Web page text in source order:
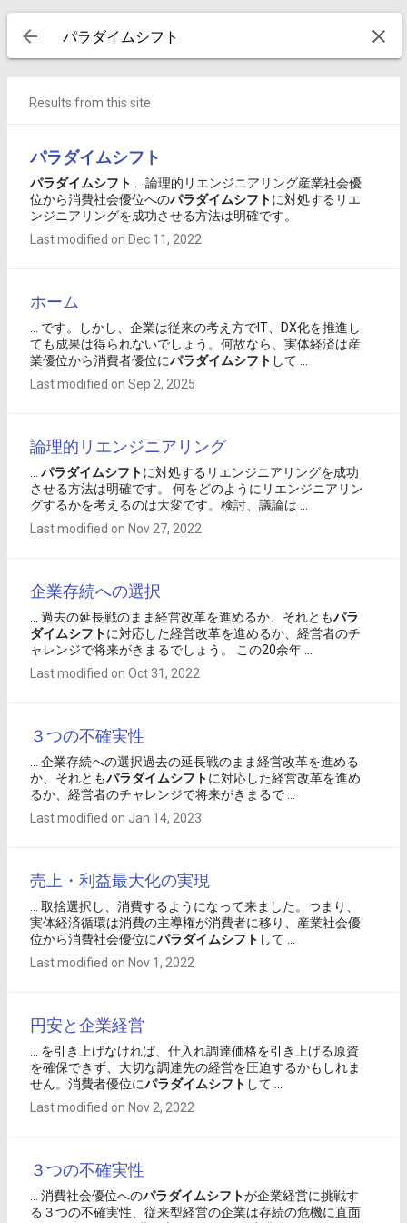
Results from this site
パラダイムシフト
パラダイムシフト
... 論理的リエンジニアリング産業社会優
位から消費社会優位へのパラダイムシフトに対処するリエ
ンジニアリングを成功させる方法は明確です。
Last modified on Dec 11, 2022
ホーム
... です。しかし、企業は従来の考え方でIT、DX化を推進し
ても成果は得られないでしょう。何故なら、実体経済は産
業優位から消費者優位にパラダイムシフト して ...
Last modified on Sep 2, 2025
論理的リエンジニアリング
パラダイムシフトに対処するリエンジニアリングを成功
させる方法は明確です。 何をどのようにリエンジニアリン
グするかを考えるのは大変です。検討、議論は ...
Last modified on Nov 27, 2022
企業存続への選択
... 過去の延長戦のまま経営改革を進めるか、それともパラ
ダイムシフトに対応した経営改革を進めるか、経営者のチ
ャレンジで将来がきまるでしょう。 この20余年 ...
Last modified on Oct 31, 2022
３つの不確実性
... 企業存続への選択過去の延長戦のまま経営改革を進める
か、それともパラダイムシフトに対応した経営改革を進め
るか、経営者のチャレンジで将来がきまるで ...
Last modified on Jan 14, 2023
売上・利益最大化の実現
... 取捨選択し、消費するようになって来ました。つまり、
実体経済循環は消費の主導権が消費者に移り、産業社会優
位から消費社会優位にパラダイムシフト して ...
Last modified on Nov 1, 2022
円安と企業経営
... を引き上げなければ、仕入れ調達価格を引き上げる原資
を確保できず、大切な調達先の経営を圧迫するかもしれま
せん。消費者優位にパラダイムシフト して ...
Last modified on Nov 2, 2022
３つの不確実性
... 消費社会優位へのパラダイムシフトが企業経営に挑戦す
る３つの不確実性、従来型経営の企業は存続の危機に直面